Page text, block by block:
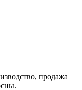
продажа